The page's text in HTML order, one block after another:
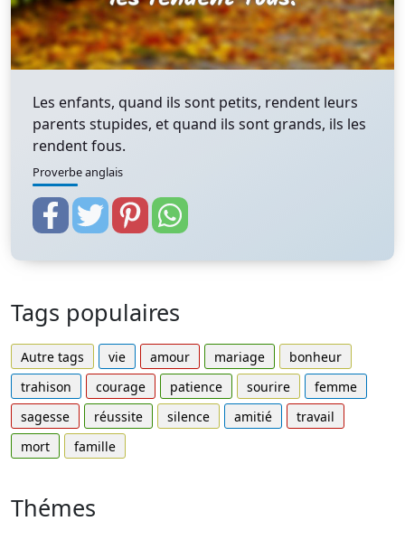
Les enfants, quand ils sont petits, rendent leurs
parents stupides, et quand ils sont grands, ils les
rendent fous.
Proverbe anglais
Tags populaires
Autre tags vie amour mariage
bonheur
trahison
courage patience sourire
femme
sagesse
réussite silence amitié
travail
mort
famille
Thémes